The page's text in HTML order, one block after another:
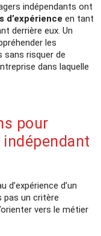
indépendants ont
d’expérience en tant
derrière eux. Un
les
sans risquer de
dans laquelle
pour
d’expérience d’un
un critère
vers le métier